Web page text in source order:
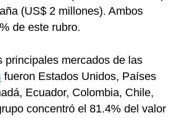
(US$ 2 millones). Ambos
de este rubro.
principales mercados de las
fueron Estados Unidos, Países
Ecuador, Colombia, Chile,
concentró el 81.4% del valor